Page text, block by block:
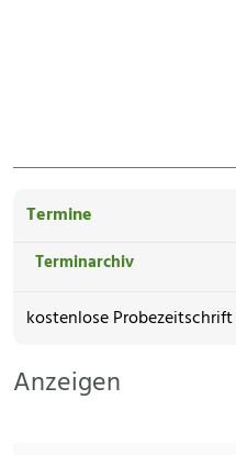
Termine
Terminarchiv
kostenlose Probezeitschrift
Anzeigen